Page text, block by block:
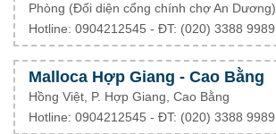
Phòng (Đối diện cổng chính chợ An Dương)
Hotline: 0904212545 - ĐT: (020) 3388 9989
Malloca Hợp Giang - Cao Bằng
Hồng Việt, P. Hợp Giang, Cao Bằng
Hotline: 0904212545 - ĐT: (020) 3388 9989